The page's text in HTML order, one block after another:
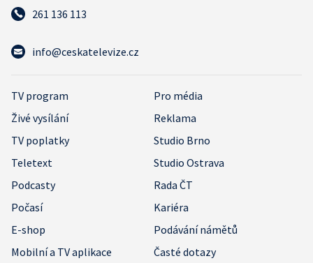
261 136 113
info@ceskatelevize.cz
TV program
Pro média
Živé vysílání
Reklama
TV poplatky
Studio Brno
Teletext
Studio Ostrava
Podcasty
Rada ČT
Počasí
Kariéra
E-shop
Podávání námětů
Mobilní a TV aplikace
Časté dotazy